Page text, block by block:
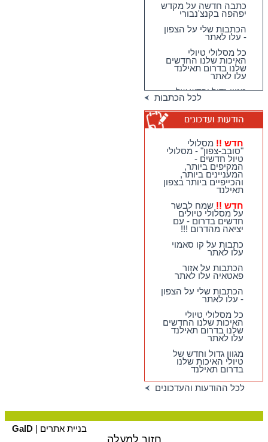
כתבה חדשה על מקדש
יפהפה בקנצ'נבורי
הכתבות שלי על הצפון
- עלו לאתר
כל מסלולי טיולי
האיכות שלנו החדשים
שלנו בדרום תאילנד
עלו לאתר
מגוון גדול וחדש של
טיולי האיכות שלנו
טיולי יום מהואה הין -
מבחר גדול של
מסלולים כייפיים
וחווייתיים לנופשים
בהואה הין !!
חדש !!מסלולי
"סובב-צפון" - מסלולי
טיול חדשים - המקיפים
ביותר, המעניינים
ביותר, והכייפיים ביותר
בצפון תאילנד
חדש !! שמח לבשר על
מסלולי טיולים חדשים
בדרום - עם יציאה
מהדרום !!!
לכל הכתבות
חדש !! מסלולי
"סובב-צפון" - מסלולי
טיול חדשים -
המקיפים ביותר,
המעניינים ביותר,
והכייפיים ביותר בצפון
תאילנד
חדש !! שמח לבשר
על מסלולי טיולים
חדשים בדרום - עם
יציאה מהדרום !!!
כתבות על קו סאמוי
עלו לאתר
הכתבות על אזור
פאטאיה עלו לאתר
הכתבות שלי על הצפון
- עלו לאתר
כל מסלולי טיולי
האיכות שלנו החדשים
שלנו בדרום תאילנד
עלו לאתר
מגוון גדול וחדש של
טיולי האיכות שלנו
בדרום תאילנד
לכל ההודעות והעדכונים
בניית אתרים | GalD